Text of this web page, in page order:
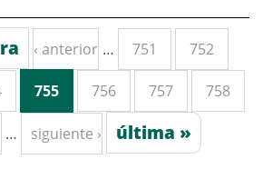
‹ anterior … 751 752
755 756 757 758
… siguiente › última »